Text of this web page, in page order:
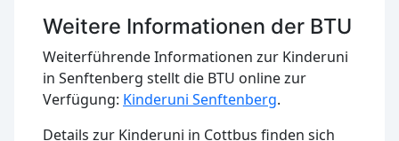
Weitere Informationen der BTU
Weiterführende Informationen zur Kinderuni
in Senftenberg stellt die BTU online zur
Verfügung: Kinderuni Senftenberg.
Details zur Kinderuni in Cottbus finden sich